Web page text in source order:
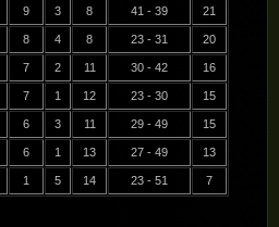
9 3 8 41 - 39 21
8 4 8 23 - 31 20
7 2 11 30 - 42 16
7 1 12 23 - 30 15
6 3 11 29 - 49 15
6 1 13 27 - 49 13
1 5 14 23 - 51 7